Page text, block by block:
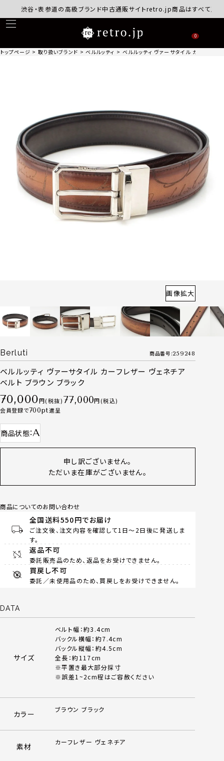
渋谷・表参道の高級ブランド中古通販サイトretro.jp商品はすべて正規品保
0
トップページ 取り扱いブランド ベルルッティ ベルルッティ ヴァーサタイル カーフレザ
画像拡大
Berluti 商品番号 259248
ベルルッティ ヴァーサタイル カーフレザー ヴェネチア
ベルト ブラウン ブラック
70,000 税抜 77,000
税込
会員登録で700 進呈
商品状態 A
申し訳ございません。
ただいま在庫がございません。
商品についてのお問い合わせ
全国送料550円でお届け
ご注文後、注文内容を確認して1日～2日後に発送しま
す。
返品不可
委託販売品のため、返品をお受けできません。
買戻し不可
委託／未使用品のため、買戻しをお受けできません。
DATA
サイズ
ベルト幅：約3.4cm
バックル横幅：約7.4cm
バックル縦幅：約4.5cm
全長：約117cm
※平置き最大部分採寸
※誤差1~2cm程はご容赦ください
カラー ブラウン ブラック
素材 カーフレザー ヴェネチア